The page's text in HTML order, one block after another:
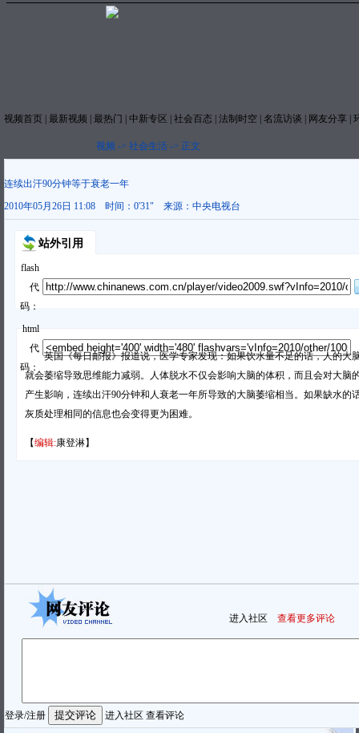
视频首页 最新视频 最热门 中新专区 社会百态 法制时空 名流访谈 网友分享
视频 -> 社会生活 -> 正文
连续出汗90分钟等于衰老一年
2010年05月26日 11:08
时间： 0'31" 来源： 中央电视台
站外引用
flash
代
码：
html
代
码：
英国《每日邮报》报道说，医学专家发现：如果饮水量不足的话，人的大
就会萎缩导致思维能力减弱。人体脱水不仅会影响大脑的体积，而且会对大脑
产生影响，连续出汗90分钟和人衰老一年所导致的大脑萎缩相当。如果缺水的
灰质处理相同的信息也会变得更为困难。
【编辑:康登淋】
进入社区 查看更多评论
登录/注册 进入社区 查看评论